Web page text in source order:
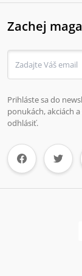
Zachej
Prihláste sa do
ponukách, akciách
odhlásiť.